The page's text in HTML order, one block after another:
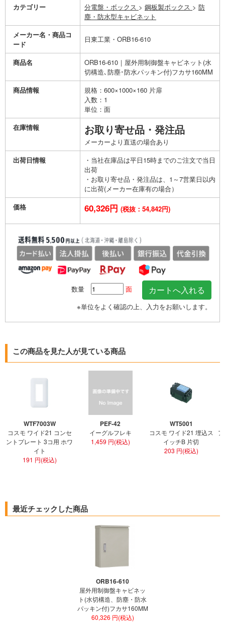
カテゴリー 分電盤・ボックス > 鋼板製ボックス > 防
塵・防水型キャビネット
メーカー名・商品コ
ード
日東工業・ORB16-610
商品名
ORB16-610｜屋外用制御盤キャビネット(水
切構造､防塵･防水パッキン付)フカサ160MM
商品情報
規格：600×1000×160 片扉
入数：1
単位：面
在庫情報
お取り寄せ品・発注品
メーカーより直送の場合あり
出荷日情報
・当社在庫品は平日15時までのご注文で当日
出荷
・お取り寄せ品・発注品は、1～7営業日以内
に出荷(メーカー在庫有の場合）
価格
60,326円 (税抜：54,842円)
数量
面
※単位をよく確認の上、入力をお願いします。
この商品を見た人が見ている商品
WTF7003W
コスモ ワイド21 コンセ
ントプレート 3コ用 ホワ
イト
191 円(税込)
PEF-42
イーグルフレキ
1,459 円(税込)
WT5001
コスモ ワイド21 埋込ス
イッチB 片切
203 円(税込)
最近チェックした商品
ORB16-610
屋外用制御盤キャビネッ
ト(水切構造、防塵・防水
パッキン付)フカサ160MM
60,326 円(税込)